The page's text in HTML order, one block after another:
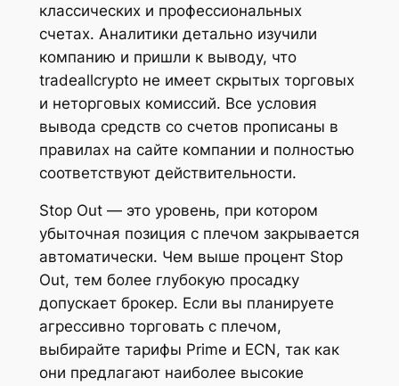
классических и профессиональных
счетах. Аналитики детально изучили
компанию и пришли к выводу, что
tradeallcrypto не имеет скрытых торговых
и неторговых комиссий. Все условия
вывода средств со счетов прописаны в
правилах на сайте компании и полностью
соответствуют действительности.
Stop Out — это уровень, при котором
убыточная позиция с плечом закрывается
автоматически. Чем выше процент Stop
Out, тем более глубокую просадку
допускает брокер. Если вы планируете
агрессивно торговать с плечом,
выбирайте тарифы Prime и ECN, так как
они предлагают наиболее высокие